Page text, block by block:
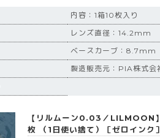
内容：1箱10枚入り
レンズ直径：14.2mm
ベースカーブ：8.7mm
製造販売元：PIA株式会
【リルムーン0.03／LILMOON
枚 （1日使い捨て）［ゼロインク］